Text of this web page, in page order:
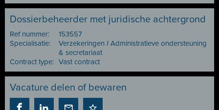
Dossierbeheerder met juridische achtergrond
Ref nummer:
153557
Specialisatie:
Verzekeringen I Administratieve ondersteuning
& secretariaat
Contract type: Vast contract
Vacature delen of bewaren